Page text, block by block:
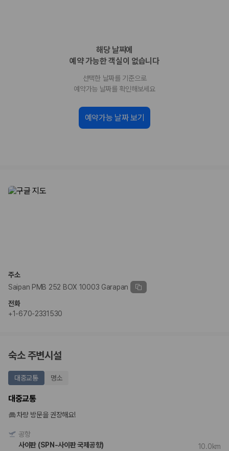
경차, 소형, 준중형, 중형, SUV, 승합차 등 여행
인원에 맞는 차종별 가격을 비교합니다.
제주공항 인수 조건 비교: 셔틀 이동, 인수 위치, 반납 편의성을 함께
비교 후 원하는 차량을 바로 예약할 수 있습니다.
제주렌트카 실시간 가격비교 바로가기
제주렌트카 최저가는 차량 기본요금만으로 판단하기 어렵습니다. 보험 포
수준을 선택할 수 있습니다.
3. 제주공항 접근성과 셔틀 조건을 함께 확인하세요
제주 렌트카는 차량 인수 위치와 셔틀 편의성에 따라 실제 이용 만족도가
제주도 렌트카 차종별 가격비교
경차·소형차
혼자 또는 2인 여행에 적합하며 제주 렌트카 최저가를 찾는 사용자
가 가장 먼저 비교하는 차종입니다.
준중형·중형차
커플·친구 여행에서 많이 선택되며 가격과 승차감의 균형이 좋은 차
SUV
가족 여행, 짐이 많은 여행, 장거리 이동에 적합하며 보험 조건과 차
해당 날짜에
예약 가능한 객실이 없습니다
선택한 날짜를 기준으로
예약가능 날짜를 확인해보세요
예약가능 날짜 보기
주소
Saipan PMB 252 BOX 10003 Garapan
전화
+1-670-2331530
숙소 주변시설
대중교통 명소
대중교통
차량 방문을 권장해요!
공항
사이판 (SPN-사이판 국제공항)
10.0km